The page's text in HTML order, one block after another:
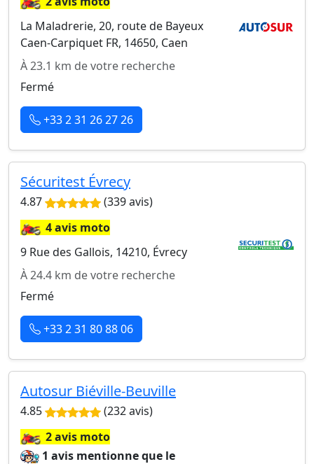
La Maladrerie, 20, route de Bayeux
Caen-Carpiquet FR, 14650, Caen
À 23.1 km de votre recherche
Fermé
+33 2 31 26 27 26
Sécuritest Évrecy
4.87 (339 avis)
🏍️4 avis moto
9 Rue des Gallois, 14210, Évrecy
À 24.4 km de votre recherche
Fermé
+33 2 31 80 88 06
Autosur Biéville-Beuville
4.85 (232 avis)
🏍️2 avis moto
1 avis mentionne que le